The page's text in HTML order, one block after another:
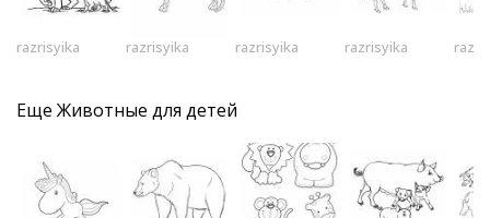
razrisyika razrisyika razrisyika razrisyika
Еще Животные для детей